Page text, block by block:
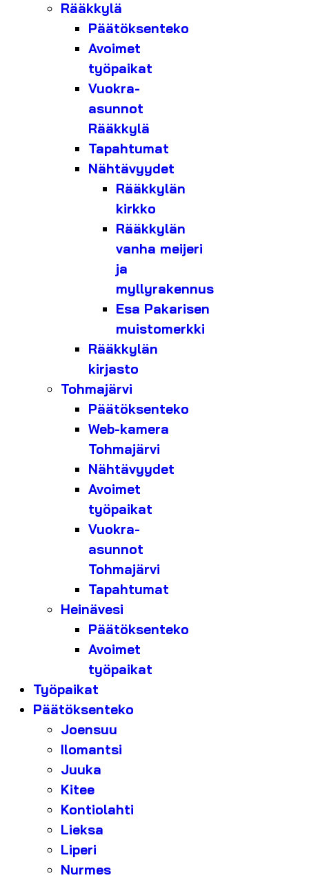
Rääkkylä
Päätöksenteko
Avoimet
työpaikat
Vuokra-
asunnot
Rääkkylä
Tapahtumat
Nähtävyydet
Rääkkylän
kirkko
Rääkkylän
vanha meijeri
ja
myllyrakennus
Esa Pakarisen
muistomerkki
Rääkkylän
kirjasto
Tohmajärvi
Päätöksenteko
Web-kamera
Tohmajärvi
Nähtävyydet
Avoimet
työpaikat
Vuokra-
asunnot
Tohmajärvi
Tapahtumat
Heinävesi
Päätöksenteko
Avoimet
työpaikat
Työpaikat
Päätöksenteko
Joensuu
Ilomantsi
Juuka
Kitee
Kontiolahti
Lieksa
Liperi
Nurmes